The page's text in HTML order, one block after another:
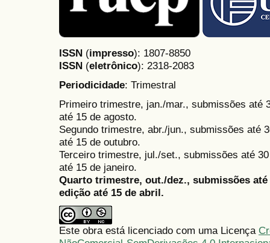
ISSN (impresso): 1807-8850
ISSN (eletrônico): 2318-2083
Periodicidade: Trimestral
Primeiro trimestre, jan./mar., submissões até
até 15 de agosto.
Segundo trimestre, abr./jun., submissões até
até 15 de outubro.
Terceiro trimestre, jul./set., submissões até
até 15 de janeiro.
Quarto trimestre, out./dez., submissões
edição até 15 de abril.
Este obra está licenciado com uma Licença